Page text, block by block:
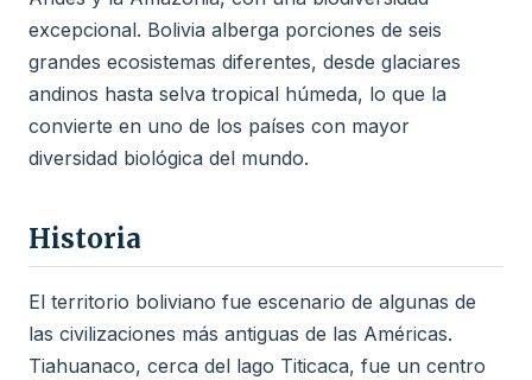
excepcional. Bolivia alberga porciones de seis
grandes ecosistemas diferentes, desde glaciares
andinos hasta selva tropical húmeda, lo que la
convierte en uno de los países con mayor
diversidad biológica del mundo.
Historia
El territorio boliviano fue escenario de algunas de
las civilizaciones más antiguas de las Américas.
Tiahuanaco, cerca del lago Titicaca, fue un centro